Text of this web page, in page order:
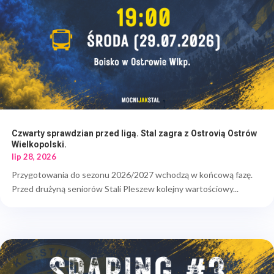
Czwarty sprawdzian przed ligą. Stal zagra z Ostrovią Ostrów
Wielkopolski.
lip 28, 2026
Przygotowania do sezonu 2026/2027 wchodzą w końcową fazę.
Przed drużyną seniorów Stali Pleszew kolejny wartościowy...